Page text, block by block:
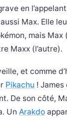
en
Max. Elle
mais Max
Maxx (l’autre).
et comme
Pikachu ! James
De son côté,
Un Arakdo